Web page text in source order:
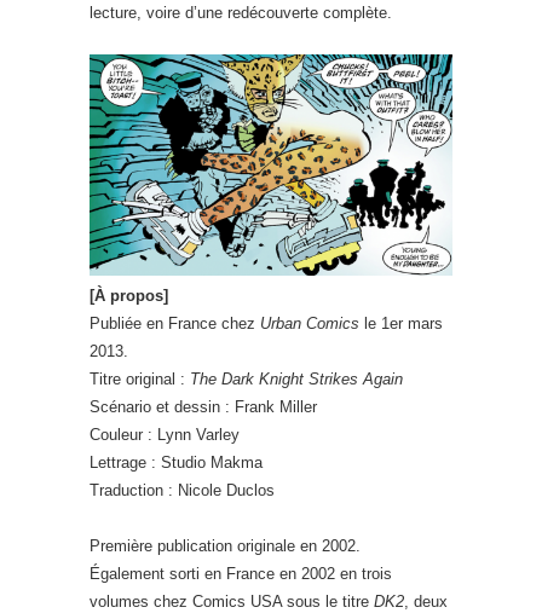
lecture, voire d’une redécouverte complète.
[À propos]
Publiée en France chez Urban Comics le 1er mars
2013.
Titre original : The Dark Knight Strikes Again
Scénario et dessin : Frank Miller
Couleur : Lynn Varley
Lettrage : Studio Makma
Traduction : Nicole Duclos
Première publication originale en 2002.
Également sorti en France en 2002 en trois
volumes chez Comics USA sous le titre DK2 , deux